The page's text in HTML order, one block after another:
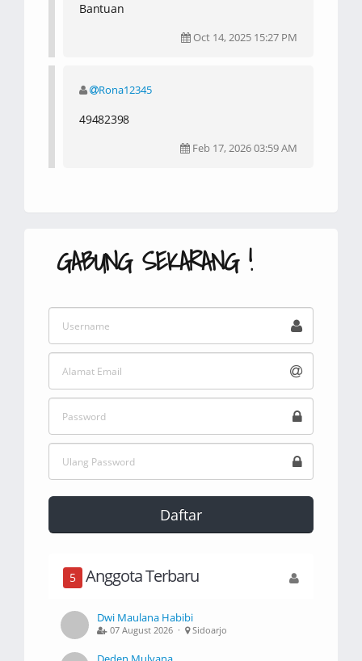
Bantuan
Oct 14, 2025 15:27 PM
Rona12345
49482398
Feb 17, 2026 03:59 AM
GABUNG SEKARANG !
Daftar
5 Anggota Terbaru
Dwi Maulana Habibi
07 August 2026 · Sidoarjo